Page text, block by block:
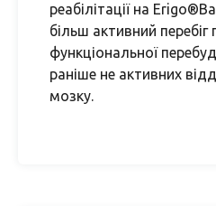
реабілітації на
більш активний перебіг
функціональної
раніше не активних
мозку.